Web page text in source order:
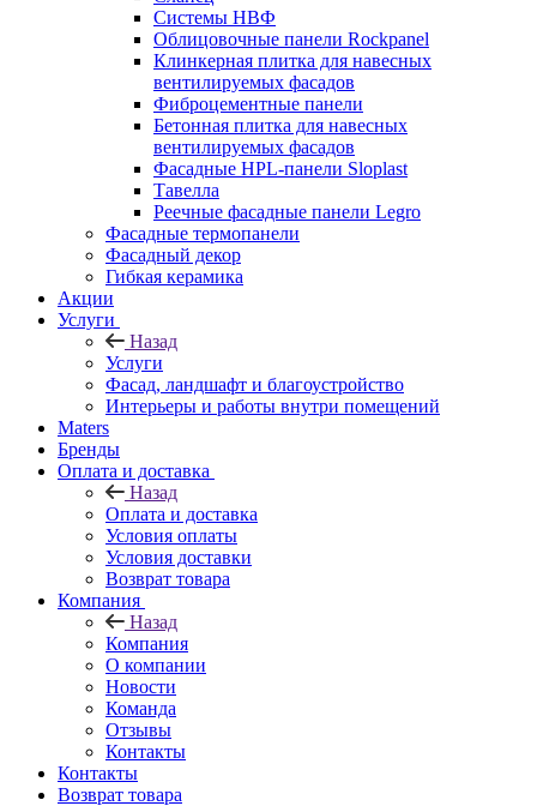
Системы НВФ
Облицовочные панели Rockpanel
Клинкерная плитка для навесных
вентилируемых фасадов
Фиброцементные панели
Бетонная плитка для навесных
вентилируемых фасадов
Фасадные HPL-панели Sloplast
Тавелла
Реечные фасадные панели Legro
Фасадные термопанели
Фасадный декор
Гибкая керамика
Акции
Услуги
Назад
Услуги
Фасад, ландшафт и благоустройство
Интерьеры и работы внутри помещений
Maters
Бренды
Оплата и доставка
Назад
Оплата и доставка
Условия оплаты
Условия доставки
Возврат товара
Компания
Назад
Компания
О компании
Новости
Команда
Отзывы
Контакты
Контакты
Возврат товара